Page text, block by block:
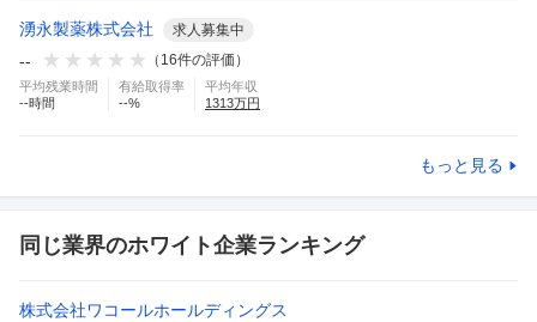
湧永製薬株式会社 求人募集中
-- （ 16件の評価）
平均残業時間
--時間
有給取得率
--%
平均年収
1313万円
もっと見る
同じ業界のホワイト企業ランキング
株式会社ワコールホールディングス